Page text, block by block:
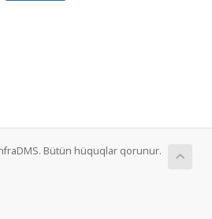
Bütün hüquqlar qorunur.